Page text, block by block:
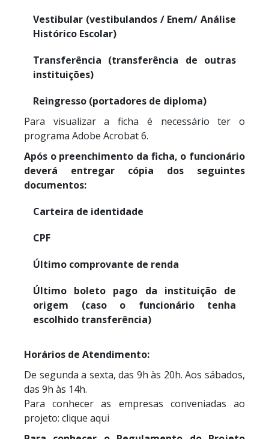
Vestibular (vestibulandos / Enem/ Análise
Histórico Escolar)
Transferência (transferência de outras
instituições)
Reingresso (portadores de diploma)
Para visualizar a ficha é necessário ter o
programa Adobe Acrobat 6.
Após o preenchimento da ficha, o funcionário
deverá entregar cópia dos seguintes
documentos:
Carteira de identidade
CPF
Último comprovante de renda
Último boleto pago da instituição de
origem (caso o funcionário tenha
escolhido transferência)
Horários de Atendimento:
De segunda a sexta, das 9h às 20h. Aos sábados,
das 9h às 14h.
Para conhecer as empresas conveniadas ao
projeto: clique aqui